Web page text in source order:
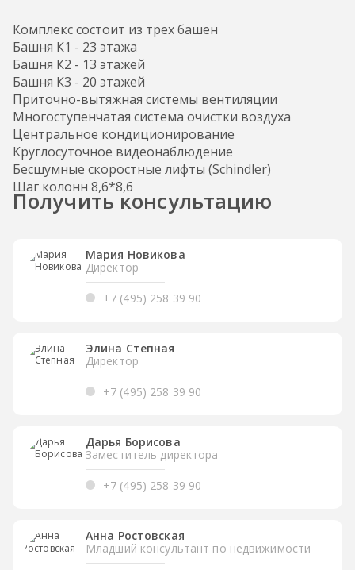
Комплекс состоит из трех башен
Башня К1 - 23 этажа
Башня К2 - 13 этажей
Башня К3 - 20 этажей
Приточно-вытяжная системы вентиляции
Многоступенчатая система очистки воздуха
Центральное кондиционирование
Круглосуточное видеонаблюдение
Бесшумные скоростные лифты (Schindler)
Шаг колонн 8,6*8,6
Получить консультацию
Мария Новикова
Директор
+7 (495) 258 39 90
Элина Степная
Директор
+7 (495) 258 39 90
Дарья Борисова
Заместитель директора
+7 (495) 258 39 90
Анна Ростовская
Младший консультант по недвижимости